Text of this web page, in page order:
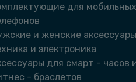
для мобильных
и женские аксессуары
и электроника
для смарт - часов
- браслетов